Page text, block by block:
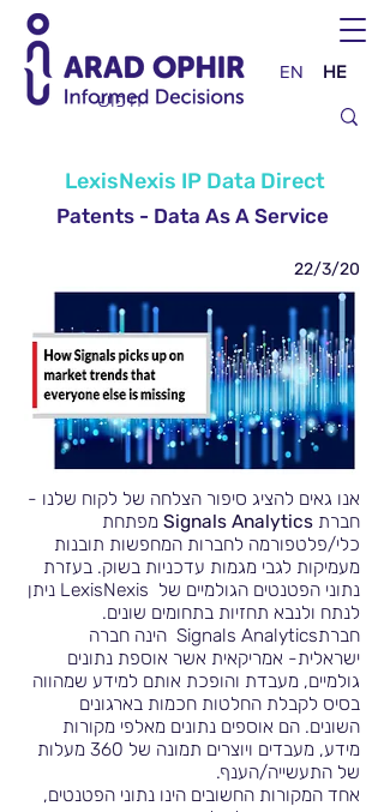
EN HE
LexisNexis IP Data Direct
Patents - Data As A Service
22/3/20
אנו גאים להציג סיפור הצלחה של לקוח שלנו -
חברת Signals Analytics מפתחת
כלי/פלטפורמה לחברות המחפשות תובנות
מעמיקות לגבי מגמות עדכניות בשוק. בעזרת
נתוני הפטנטים הגולמיים של LexisNexis ניתן
לנתח ולנבא תחזיות בתחומים שונים.
חברתSignals Analytics הינה חברה
ישראלית- אמריקאית אשר אוספת נתונים
גולמיים, מעבדת והופכת אותם למידע שמהווה
בסיס לקבלת החלטות חכמות בארגונים
השונים. הם אוספים נתונים מאלפי מקורות
מידע, מעבדים ויוצרים תמונה של 360 מעלות
של התעשייה/הענף.
אחד המקורות החשובים הינו נתוני הפטנטים,